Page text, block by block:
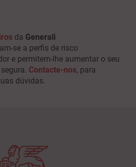
da Generali
se a perfis de risco
e permitem-lhe aumentar o seu
Contacte-nos, para
dúvidas.